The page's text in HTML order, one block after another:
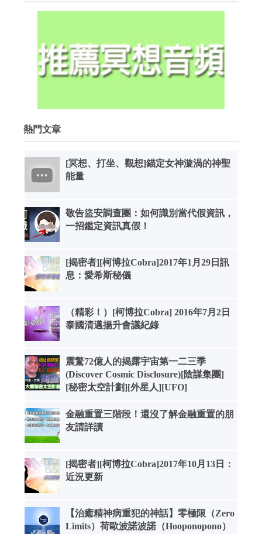
熱門文章
[冥想、打坐、觀想]錨定女神漩渦的神聖
能量
敬告盜安調查團：如何識別當代假資訊，
一招鑑定資訊真假！
[揭密者][柯博拉Cobra]2017年1月29日訊
息：愛希斯秘儀
（精彩！）[柯博拉Cobra] 2016年7月2日
泰國清邁揚升會議紀錄
震驚72億人的揭露宇宙第一二三季
(Discover Cosmic Disclosure)[陰謀集團]
[秘密太空計劃][外星人][UFO]
金融重置三階段！還沒了解金融重置的朋
友請詳讀
[揭密者][柯博拉Cobra]2017年10月13日：
近況更新
【治癒精神病重犯的神話】零極限（Zero
Limits）荷歐波諾波諾（Hooponopono）